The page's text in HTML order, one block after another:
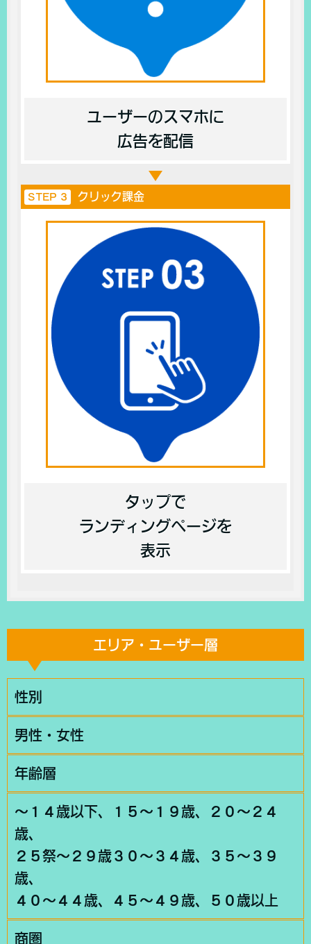
ユーザーのスマホに
広告を配信
STEP 3 クリック課金
タップで
ランディングページを
表示
エリア・ユーザー層
性別
男性・女性
年齢層
〜１４歳以下、１５〜１９歳、２０〜２４
歳、
２５祭〜２９歳３０〜３４歳、３５〜３９
歳、
４０〜４４歳、４５〜４９歳、５０歳以上
商圏